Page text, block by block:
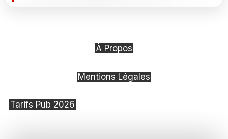
À Propos
Mentions Légales
Tarifs Pub 2026